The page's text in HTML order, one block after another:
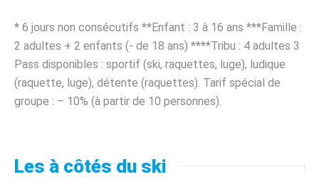
* 6 jours non consécutifs **Enfant : 3 à 16 ans ***Famille :
2 adultes + 2 enfants (- de 18 ans) ****Tribu : 4 adultes 3
Pass disponibles : sportif (ski, raquettes, luge), ludique
(raquette, luge), détente (raquettes). Tarif spécial de
groupe : – 10% (à partir de 10 personnes).
Les à côtés du ski